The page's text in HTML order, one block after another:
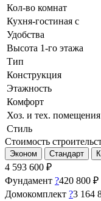
Кол-во комнат
Кухня-гостиная с
Удобства
Высота 1-го этажа
Тип
Конструкция
Этажность
Комфорт
Хоз. и тех. помещения
Стиль
Стоимость
Эконом Стандарт
4 593 600 ₽
Фундамент ?420 800 ₽
Домокомплект ?3 164